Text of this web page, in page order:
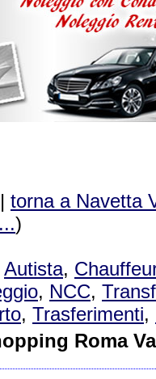
| torna a Navetta
)
Autista,
, NCC,
, Trasferimenti,
Roma